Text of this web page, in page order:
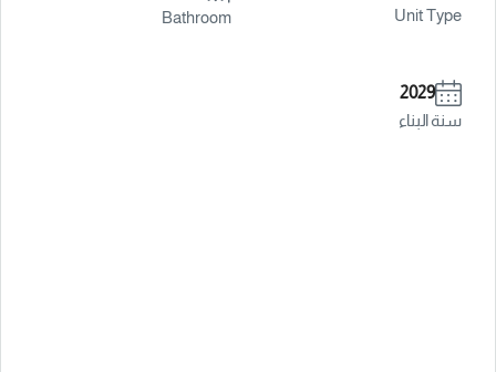
Unit Type
Bathroom
2029
سنة البناء